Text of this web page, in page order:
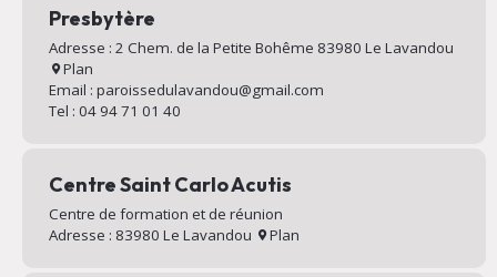
Presbytère
Adresse : 2 Chem. de la Petite Bohême 83980 Le Lavandou
Plan
Email : paroissedulavandou@gmail.com
Tel : 04 94 71 01 40
Centre Saint Carlo Acutis
Centre de formation et de réunion
Adresse : 83980 Le Lavandou
Plan